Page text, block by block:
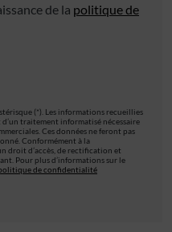
de la politique de
(*). Les informations recueillies
traitement informatisé nécessaire
Ces données ne feront pas
Conformément à la
droit d’accès, de rectification et
Pour plus d’informations sur le
de confidentialité